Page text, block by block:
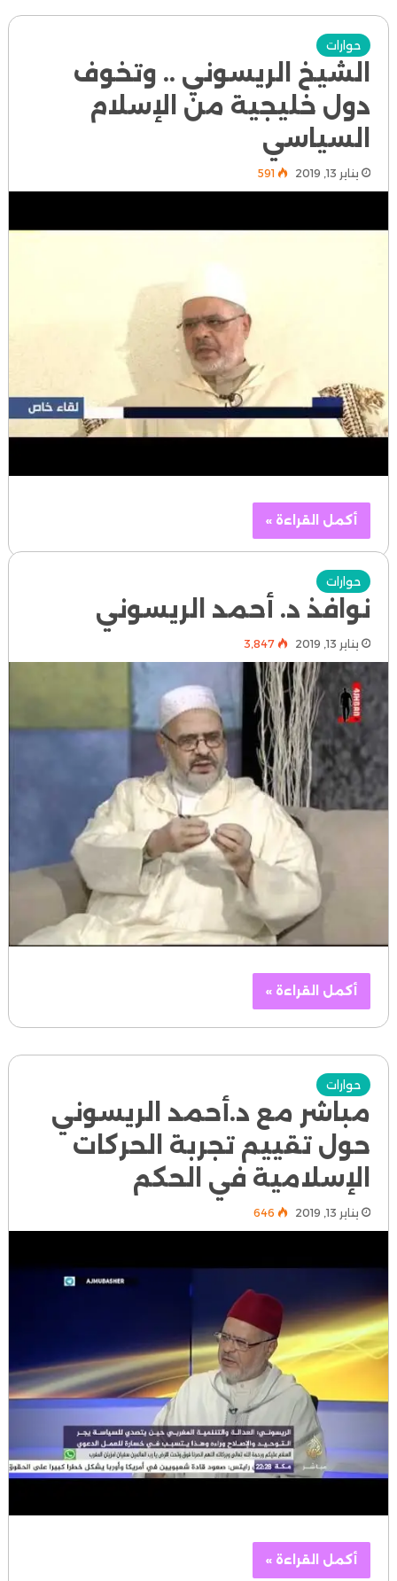
حوارات
الشيخ الريسوني .. وتخوف
دول خليجية من الإسلام
السياسي
يناير 13, 2019 591
أكمل القراءة »
حوارات
نوافذ د. أحمد الريسوني
يناير 13, 2019 3٬847
أكمل القراءة »
حوارات
مباشر مع د.أحمد الريسوني
حول تقييم تجربة الحركات
الإسلامية في الحكم
يناير 13, 2019 646
أكمل القراءة »